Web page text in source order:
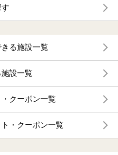
る施設一覧
設一覧
クーポン一覧
・クーポン一覧